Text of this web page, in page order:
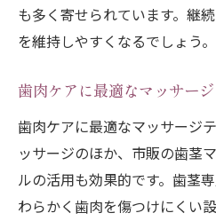
も多く寄せられています。継
を維持しやすくなるでしょう。
歯肉ケアに最適なマッサー
歯肉ケアに最適なマッサージ
ッサージのほか、市販の歯茎
ルの活用も効果的です。歯茎
わらかく歯肉を傷つけにくい